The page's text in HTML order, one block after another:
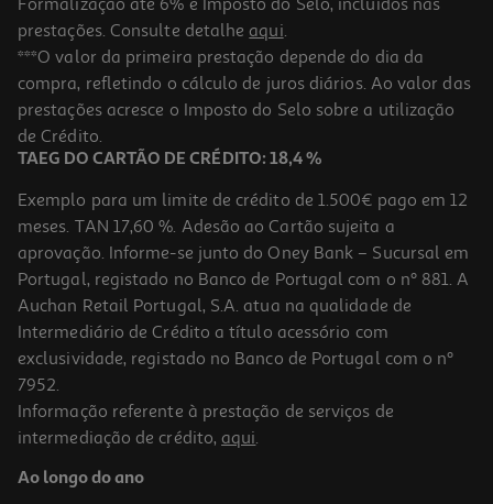
Formalização até 6% e Imposto do Selo, incluídos nas
prestações. Consulte detalhe aqui.
***O valor da primeira prestação depende do dia da
compra, refletindo o cálculo de juros diários. Ao valor das
prestações acresce o Imposto do Selo sobre a utilização
de Crédito.
TAEG DO CARTÃO DE CRÉDITO: 18,4 %
Exemplo para um limite de crédito de 1.500€ pago em 12
meses. TAN 17,60 %. Adesão ao Cartão sujeita a
aprovação. Informe-se junto do Oney Bank – Sucursal em
Portugal, registado no Banco de Portugal com o nº 881. A
Auchan Retail Portugal, S.A. atua na qualidade de
Intermediário de Crédito a título acessório com
exclusividade, registado no Banco de Portugal com o nº
7952.
Informação referente à prestação de serviços de
intermediação de crédito, aqui.
Ao longo do ano